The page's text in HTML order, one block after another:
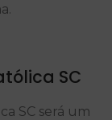
SC
SC será um